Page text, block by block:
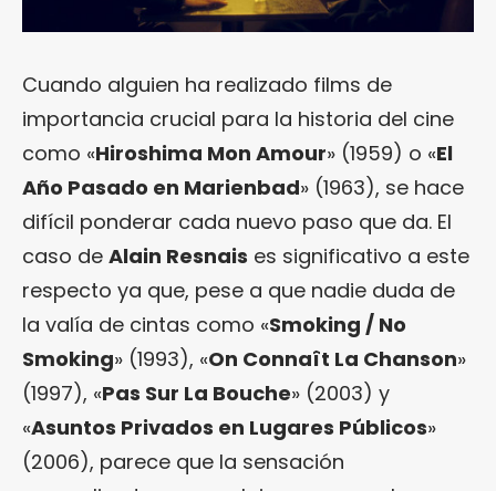
Cuando alguien ha realizado films de
importancia crucial para la historia del cine
como «Hiroshima Mon Amour» (1959) o «El
Año Pasado en Marienbad» (1963), se hace
difícil ponderar cada nuevo paso que da. El
caso de Alain Resnais es significativo a este
respecto ya que, pese a que nadie duda de
la valía de cintas como «Smoking / No
Smoking» (1993), «On Connaît La Chanson»
(1997), «Pas Sur La Bouche» (2003) y
«Asuntos Privados en Lugares Públicos»
(2006), parece que la sensación